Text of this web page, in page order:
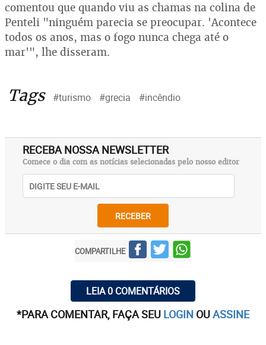
comentou que quando viu as chamas na colina de
Penteli "ninguém parecia se preocupar. 'Acontece
todos os anos, mas o fogo nunca chega até o
mar'", lhe disseram.
Tags #turismo #grecia #incêndio
RECEBA NOSSA NEWSLETTER
Comece o dia com as notícias selecionadas pelo nosso editor
RECEBER
COMPARTILHE
LEIA 0 COMENTÁRIOS
*PARA COMENTAR, FAÇA SEU LOGIN OUASSINE